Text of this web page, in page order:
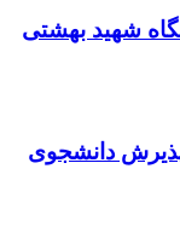
شهید بهشتی
دانشجوی